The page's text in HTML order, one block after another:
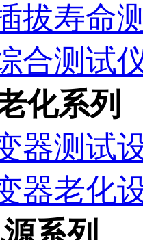
拔寿命
合测试
化系列
器测试
器老化